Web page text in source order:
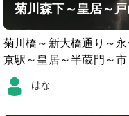
菊川森下～皇居～戸
菊川橋～新大橋通り～
京駅～皇居～半蔵門～
稲田～戸山公園大久保地区 坂が何ヵ所かあ
ます。市ヶ谷の坂がいち
はな